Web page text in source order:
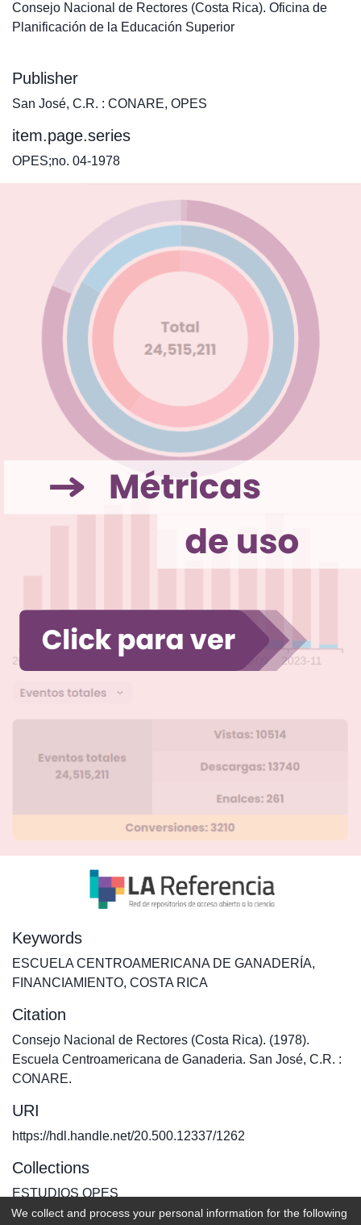
Consejo Nacional de Rectores (Costa Rica). Oficina de
Planificación de la Educación Superior
Publisher
San José, C.R. : CONARE, OPES
item.page.series
OPES;no. 04-1978
Keywords
ESCUELA CENTROAMERICANA DE GANADERÍA,
FINANCIAMIENTO, COSTA RICA
Citation
Consejo Nacional de Rectores (Costa Rica). (1978).
Escuela Centroamericana de Ganaderia. San José, C.R. :
CONARE.
URI
https://hdl.handle.net/20.500.12337/1262
Collections
ESTUDIOS OPES
We collect and process your personal information for the following